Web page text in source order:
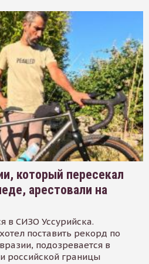
который пересекал
арестовали на
в СИЗО Уссурийска.
поставить рекорд по
подозревается в
российской границы